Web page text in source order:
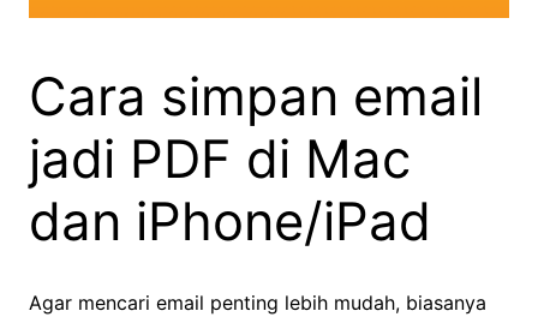
Cara simpan email
jadi PDF di Mac
dan iPhone/iPad
Agar mencari email penting lebih mudah, biasanya